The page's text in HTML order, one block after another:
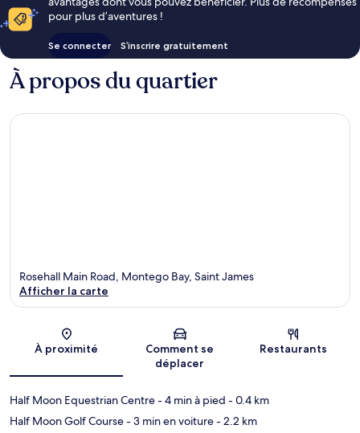
pour plus d’aventures !
Se connecter S’inscrire gratuitement
À propos du quartier
Carte
Rosehall Main Road, Montego Bay, Saint James
Afficher la carte
À proximité
Comment se
déplacer
Restaurants
Half Moon Equestrian Centre- 4 min à pied - 0.4 km
Half Moon Golf Course- 3 min en voiture- 2.2 km